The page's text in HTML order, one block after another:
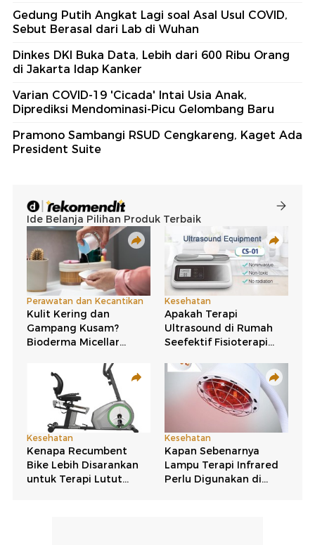
Gedung Putih Angkat Lagi soal Asal Usul COVID,
Sebut Berasal dari Lab di Wuhan
Dinkes DKI Buka Data, Lebih dari 600 Ribu Orang
di Jakarta Idap Kanker
Varian COVID-19 'Cicada' Intai Usia Anak,
Diprediksi Mendominasi-Picu Gelombang Baru
Pramono Sambangi RSUD Cengkareng, Kaget Ada
President Suite